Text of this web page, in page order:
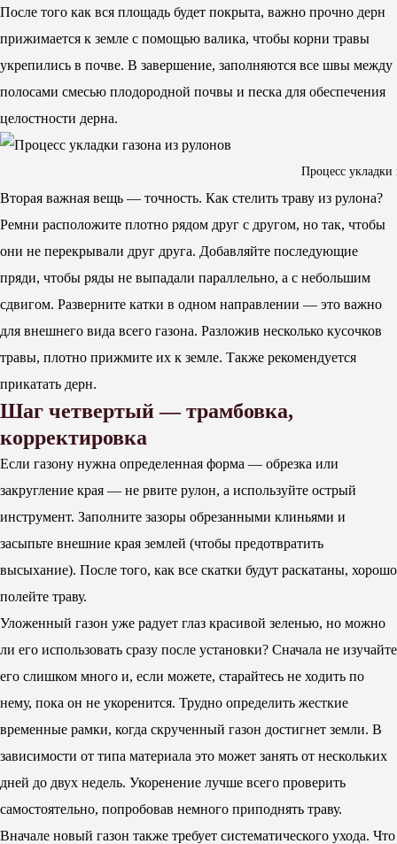
После того как вся площадь будет покрыта, важно прочно дерн
прижимается к земле с помощью валика, чтобы корни травы
укрепились в почве. В завершение, заполняются все швы между
полосами смесью плодородной почвы и песка для обеспечения
целостности дерна.
Процесс укладки
Вторая важная вещь — точность. Как стелить траву из рулона?
Ремни расположите плотно рядом друг с другом, но так, чтобы
они не перекрывали друг друга. Добавляйте последующие
пряди, чтобы ряды не выпадали параллельно, а с небольшим
сдвигом. Разверните катки в одном направлении — это важно
для внешнего вида всего газона. Разложив несколько кусочков
травы, плотно прижмите их к земле. Также рекомендуется
прикатать дерн.
Шаг четвертый — трамбовка,
корректировка
Если газону нужна определенная форма — обрезка или
закругление края — не рвите рулон, а используйте острый
инструмент. Заполните зазоры обрезанными клиньями и
засыпьте внешние края землей (чтобы предотвратить
высыхание). После того, как все скатки будут раскатаны, хорошо
полейте траву.
Уложенный газон уже радует глаз красивой зеленью, но можно
ли его использовать сразу после установки? Сначала не изучайте
его слишком много и, если можете, старайтесь не ходить по
нему, пока он не укоренится. Трудно определить жесткие
временные рамки, когда скрученный газон достигнет земли. В
зависимости от типа материала это может занять от нескольких
дней до двух недель. Укоренение лучше всего проверить
самостоятельно, попробовав немного приподнять траву.
Вначале новый газон также требует систематического ухода. Что